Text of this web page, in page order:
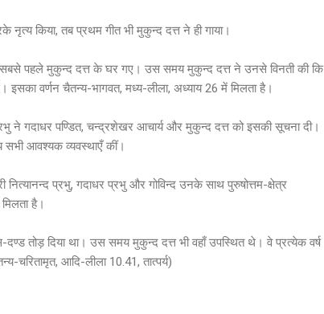
किया, तब प्रथम गीत भी मुकुन्द दत्त ने ही गाया।
पहले मुकुन्द दत्त के घर गए। उस समय मुकुन्द दत्त ने उनसे विनती की कि
वर्णन चैतन्य-भागवत, मध्य-लीला, अध्याय 26 में मिलता है।
ने गदाधर पण्डित, चन्द्रशेखर आचार्य और मुकुन्द दत्त को इसकी सूचना दी।
सभी आवश्यक व्यवस्थाएँ कीं।
प्रभु, गदाधर प्रभु और गोविन्द उनके साथ पुरुषोत्तम-क्षेत्र
है।
तोड़ दिया था। उस समय मुकुन्द दत्त भी वहाँ उपस्थित थे। वे प्रत्येक वर्ष
चरितामृत, आदि-लीला 10.41, तात्पर्य)